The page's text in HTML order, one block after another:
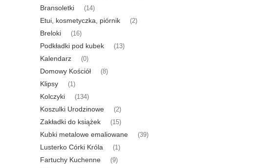
Bransoletki (14)
Etui, kosmetyczka, piórnik (2)
Breloki (16)
Podkładki pod kubek (13)
Kalendarz (0)
Domowy Kościół (8)
Klipsy (1)
Kolczyki (134)
Koszulki Urodzinowe (2)
Zakładki do książek (15)
Kubki metalowe emaliowane (39)
Lusterko Córki Króla (1)
Fartuchy Kuchenne (9)